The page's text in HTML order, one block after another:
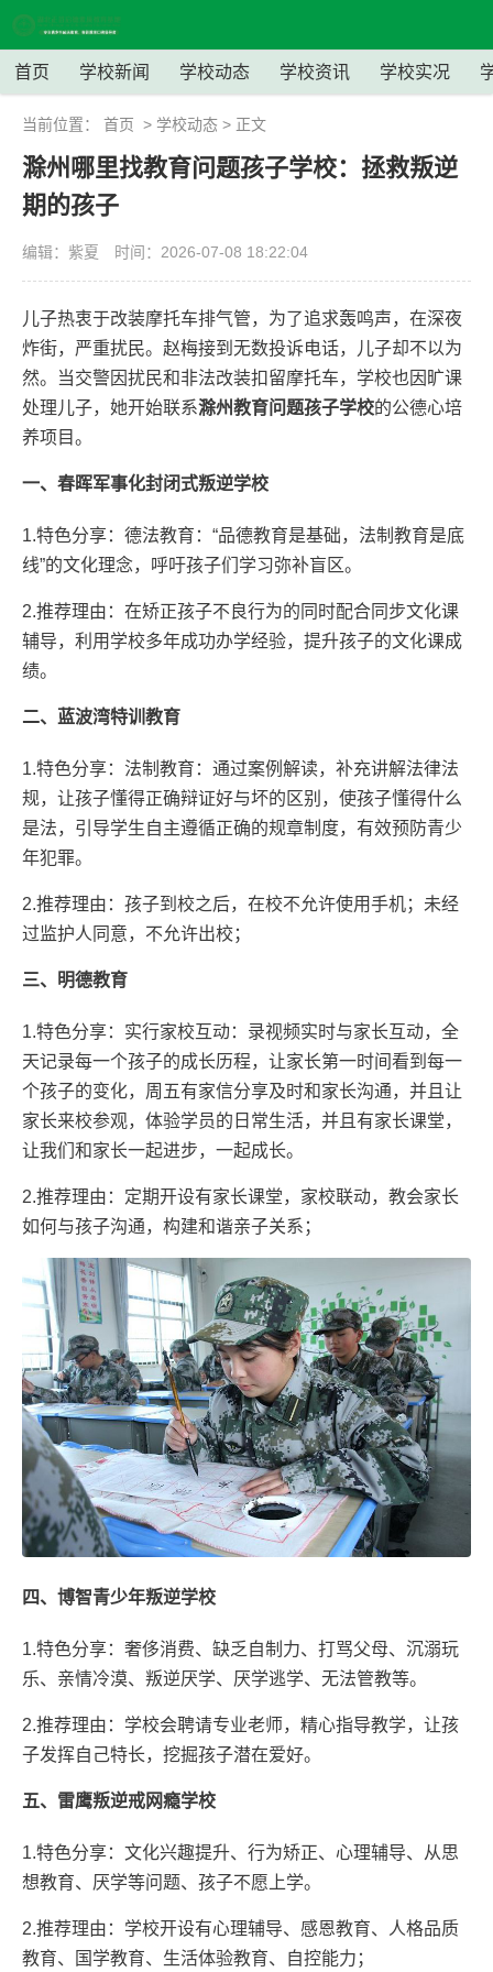
首页 学校新闻 学校动态 学校资讯 学校实况
当前位置： 首页 > 学校动态 > 正文
滁州哪里找教育问题孩子学校：拯救叛逆
期的孩子
编辑：紫夏 时间：2026-07-08 18:22:04
儿子热衷于改装摩托车排气管，为了追求轰鸣声，在深夜
炸街，严重扰民。赵梅接到无数投诉电话，儿子却不以为
然。当交警因扰民和非法改装扣留摩托车，学校也因旷课
处理儿子，她开始联系滁州教育问题孩子学校的公德心培
养项目。
一、春晖军事化封闭式叛逆学校
1.特色分享：德法教育：“品德教育是基础，法制教育是底
线”的文化理念，呼吁孩子们学习弥补盲区。
2.推荐理由：在矫正孩子不良行为的同时配合同步文化课
辅导，利用学校多年成功办学经验，提升孩子的文化课成
绩。
二、蓝波湾特训教育
1.特色分享：法制教育：通过案例解读，补充讲解法律法
规，让孩子懂得正确辩证好与坏的区别，使孩子懂得什么
是法，引导学生自主遵循正确的规章制度，有效预防青少
年犯罪。
2.推荐理由：孩子到校之后，在校不允许使用手机；未经
过监护人同意，不允许出校；
三、明德教育
1.特色分享：实行家校互动：录视频实时与家长互动，全
天记录每一个孩子的成长历程，让家长第一时间看到每一
个孩子的变化，周五有家信分享及时和家长沟通，并且让
家长来校参观，体验学员的日常生活，并且有家长课堂，
让我们和家长一起进步，一起成长。
2.推荐理由：定期开设有家长课堂，家校联动，教会家长
如何与孩子沟通，构建和谐亲子关系；
四、博智青少年叛逆学校
1.特色分享：奢侈消费、缺乏自制力、打骂父母、沉溺玩
乐、亲情冷漠、叛逆厌学、厌学逃学、无法管教等。
2.推荐理由：学校会聘请专业老师，精心指导教学，让孩
子发挥自己特长，挖掘孩子潜在爱好。
五、雷鹰叛逆戒网瘾学校
1.特色分享：文化兴趣提升、行为矫正、心理辅导、从思
想教育、厌学等问题、孩子不愿上学。
2.推荐理由：学校开设有心理辅导、感恩教育、人格品质
教育、国学教育、生活体验教育、自控能力；